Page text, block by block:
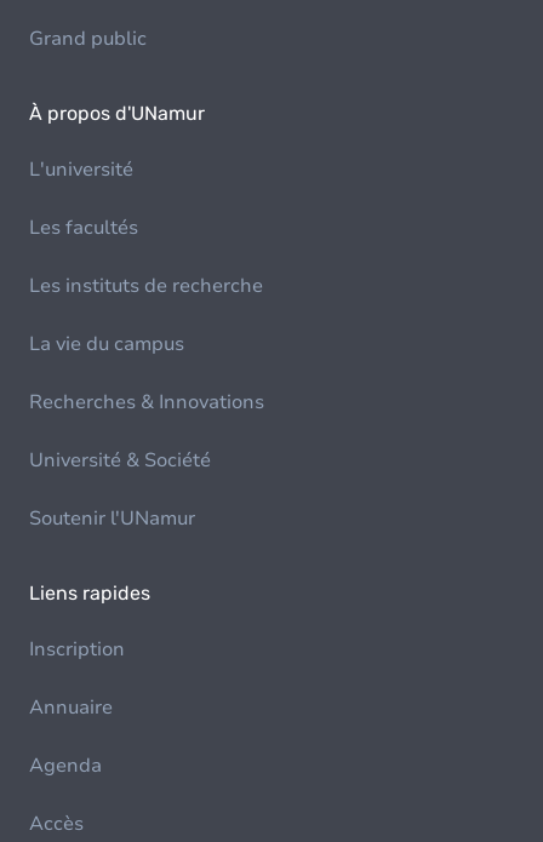
Grand public
À propos d'UNamur
L'université
Les facultés
Les instituts de recherche
La vie du campus
Recherches & Innovations
Université & Société
Soutenir l'UNamur
Liens rapides
Inscription
Annuaire
Agenda
Accès